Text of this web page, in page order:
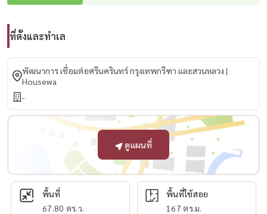
ที่ตั้งและทำเล
พัฒนาการ เชื่อมต่อศรีนครินทร์ กรุงเทพกรีฑา และสวนหลวง |
Housewa
-
ดูแผนที่
พื้นที่
67.80 ตร.ว.
พื้นที่ใช้สอย
167 ตร.ม.